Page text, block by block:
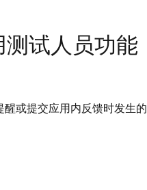
试人员功能
或提交应用内反馈时发生的